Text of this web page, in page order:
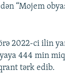
“Mojem
2022-ci ilin
444 min
tərk edib.